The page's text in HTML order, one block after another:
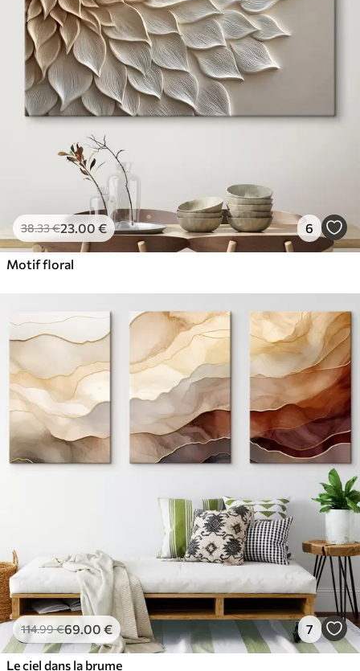
38.33€23.00 € 6
Motif floral
114.99€69 .00 € 7
Le ciel dans la brume